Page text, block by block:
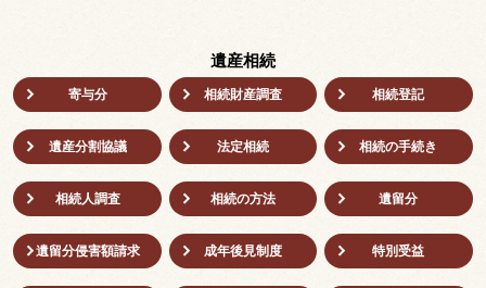
遺産相続
寄与分 相続財産調査 相続登記
遺産分割協議 法定相続 相続の⼿続き
相続人調査 相続の方法 遺留分
遺留分侵害額請求 成年後⾒制度 特別受益